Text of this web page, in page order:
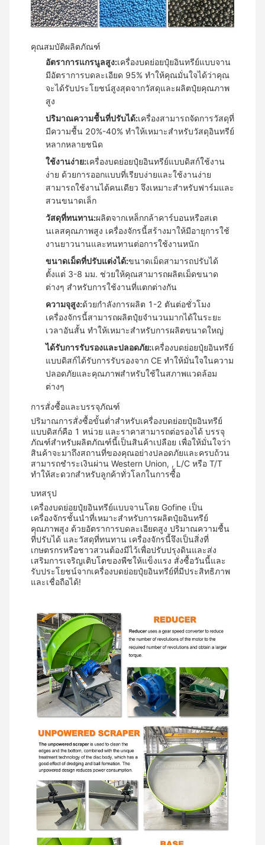
คุณสมบัติผลิตภัณฑ์
อัตราการแกรนูลสูง:เครื่องบดย่อยปุ๋ยอินทรีย์แบบจาน
มีอัตราการบดละเอียด 95% ทำให้คุณมั่นใจได้ว่าคุณ
จะได้รับประโยชน์สูงสุดจากวัสดุและผลิตปุ๋ยคุณภาพ
สูง
ปริมาณความชื้นที่ปรับได้:เครื่องสามารถจัดการวัสดุที่
มีความชื้น 20%-40% ทำให้เหมาะสำหรับวัสดุอินทรีย์
หลากหลายชนิด
ใช้งานง่าย:เครื่องบดย่อยปุ๋ยอินทรีย์แบบดิสก์ใช้งาน
ง่าย ด้วยการออกแบบที่เรียบง่ายและใช้งานง่าย
สามารถใช้งานได้คนเดียว จึงเหมาะสำหรับฟาร์มและ
สวนขนาดเล็ก
วัสดุที่ทนทาน:ผลิตจากเหล็กกล้าคาร์บอนหรือสเต
นเลสคุณภาพสูง เครื่องจักรนี้สร้างมาให้มีอายุการใช้
งานยาวนานและทนทานต่อการใช้งานหนัก
ขนาดเม็ดที่ปรับแต่งได้:ขนาดเม็ดสามารถปรับได้
ตั้งแต่ 3-8 มม. ช่วยให้คุณสามารถผลิตเม็ดขนาด
ต่างๆ สำหรับการใช้งานที่แตกต่างกัน
ความจุสูง:ด้วยกำลังการผลิต 1-2 ตันต่อชั่วโมง
เครื่องจักรนี้สามารถผลิตปุ๋ยจำนวนมากได้ในระยะ
เวลาอันสั้น ทำให้เหมาะสำหรับการผลิตขนาดใหญ่
ได้รับการรับรองและปลอดภัย:เครื่องบดย่อยปุ๋ยอินทรีย์
แบบดิสก์ได้รับการรับรองจาก CE ทำให้มั่นใจในความ
ปลอดภัยและคุณภาพสำหรับใช้ในสภาพแวดล้อม
ต่างๆ
การสั่งซื้อและบรรจุภัณฑ์
ปริมาณการสั่งซื้อขั้นต่ำสำหรับเครื่องบดย่อยปุ๋ยอินทรีย์
แบบดิสก์คือ 1 หน่วย และราคาสามารถต่อรองได้ บรรจุ
ภัณฑ์สำหรับผลิตภัณฑ์นี้เป็นสินค้าเปลือย เพื่อให้มั่นใจว่า
สินค้าจะมาถึงสถานที่ของคุณอย่างปลอดภัยและครบถ้วน
สามารถชำระเงินผ่าน Western Union, , L/C หรือ T/T
ทำให้สะดวกสำหรับลูกค้าทั่วโลกในการซื้อ
บทสรุป
เครื่องบดย่อยปุ๋ยอินทรีย์แบบจานโดย Gofine เป็น
เครื่องจักรชั้นนำที่เหมาะสำหรับการผลิตปุ๋ยอินทรีย์
คุณภาพสูง ด้วยอัตราการบดละเอียดสูง ปริมาณความชื้น
ที่ปรับได้ และวัสดุที่ทนทาน เครื่องจักรนี้จึงเป็นสิ่งที่
เกษตรกรหรือชาวสวนต้องมีไว้เพื่อปรับปรุงดินและส่ง
เสริมการเจริญเติบโตของพืชให้แข็งแรง สั่งซื้อวันนี้และ
รับประโยชน์จากเครื่องบดย่อยปุ๋ยอินทรีย์ที่มีประสิทธิภาพ
และเชื่อถือได้!